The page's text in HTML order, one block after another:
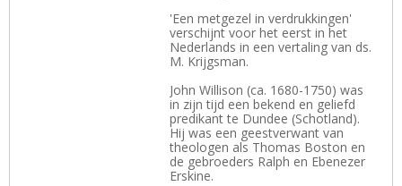
'Een metgezel in verdrukkingen'
verschijnt voor het eerst in het
Nederlands in een vertaling van ds.
M. Krijgsman.
John Willison (ca. 1680-1750) was
in zijn tijd een bekend en geliefd
predikant te Dundee (Schotland).
Hij was een geestverwant van
theologen als Thomas Boston en
de gebroeders Ralph en Ebenezer
Erskine.